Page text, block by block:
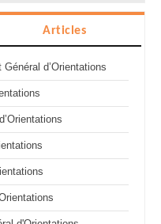
Articles
d’Orientations